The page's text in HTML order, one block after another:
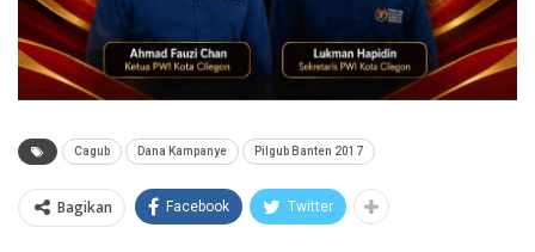
Cagub Dana Kampanye Pilgub Banten 2017
Bagikan Facebook Twitter